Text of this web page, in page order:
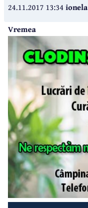
24.11.2017 13:34 ionela
Vremea